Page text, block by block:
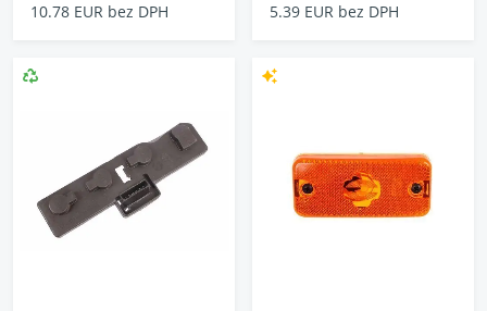
10.78 EUR bez DPH 5.39 EUR bez DPH